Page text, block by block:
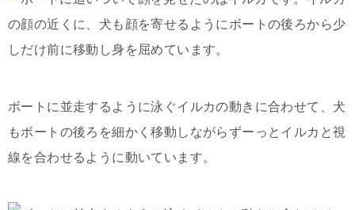
ボートに並走するように泳ぐイルカの動きに合わせて、犬
もボートの後ろを細かく移動しながらずーっとイルカと視
線を合わせるように動いています。